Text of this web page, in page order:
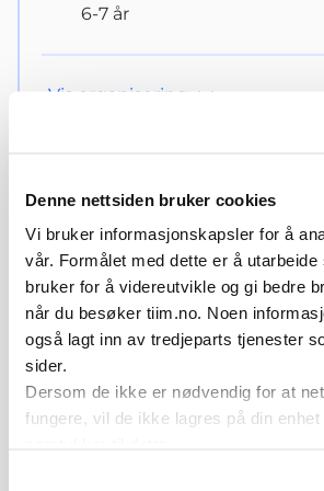
Denne nettsiden bruker cookies
Vi bruker informasjonskapsler for å
vår. Formålet med dette er å
bruker for å videreutvikle og gi bedre
når du besøker tiim.no. Noen
også lagt inn av tredjeparts tjenester
sider.
Dersom de ikke er nødvendig for at
fungere, vil de ikke lagres på din
6-7 år
Vis organisering
UEFA PlayMakers –
kapittel 4, øvelse 3